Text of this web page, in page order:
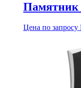
Памятник
Цена по запросу